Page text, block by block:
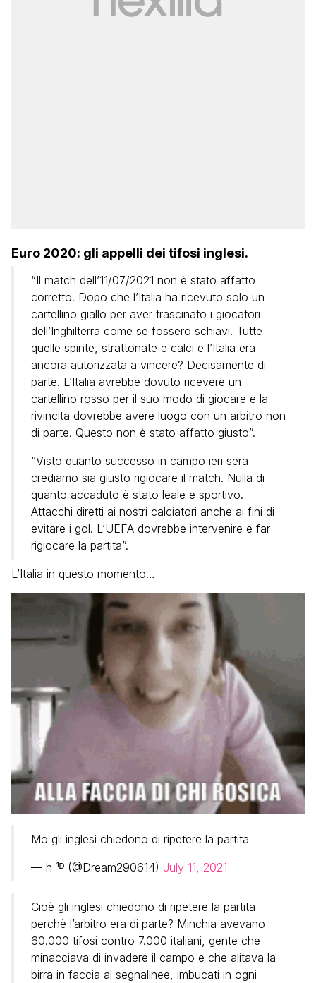
Euro 2020: gli appelli dei tifosi inglesi.
“Il match dell’11/07/2021 non è stato affatto
corretto. Dopo che l’Italia ha ricevuto solo un
cartellino giallo per aver trascinato i giocatori
dell’Inghilterra come se fossero schiavi. Tutte
quelle spinte, strattonate e calci e l’Italia era
ancora autorizzata a vincere? Decisamente di
parte. L’Italia avrebbe dovuto ricevere un
cartellino rosso per il suo modo di giocare e la
rivincita dovrebbe avere luogo con un arbitro non
di parte. Questo non è stato affatto giusto”.
“Visto quanto successo in campo ieri sera
crediamo sia giusto rigiocare il match. Nulla di
quanto accaduto è stato leale e sportivo.
Attacchi diretti ai nostri calciatori anche ai fini di
evitare i gol. L’UEFA dovrebbe intervenire e far
rigiocare la partita”.
L’Italia in questo momento…
Mo gli inglesi chiedono di ripetere la partita
— h ¹ᴰ (@Dream290614) July 11, 2021
Cioè gli inglesi chiedono di ripetere la partita
perchè l’arbitro era di parte? Minchia avevano
60.000 tifosi contro 7.000 italiani, gente che
minacciava di invadere il campo e che alitava la
birra in faccia al segnalinee, imbucati in ogni